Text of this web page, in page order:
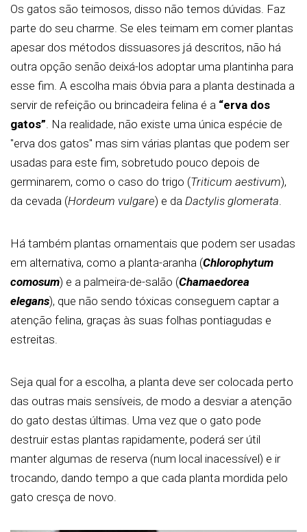
Os gatos são teimosos, disso não temos dúvidas. Faz
parte do seu charme. Se eles teimam em comer plantas
apesar dos métodos dissuasores já descritos, não há
outra opção senão deixá-los adoptar uma plantinha para
esse fim. A escolha mais óbvia para a planta destinada a
servir de refeição ou brincadeira felina é a “erva dos
gatos”. Na realidade, não existe uma única espécie de
"erva dos gatos" mas sim várias plantas que podem ser
usadas para este fim, sobretudo pouco depois de
germinarem, como o caso do trigo (Triticum aestivum),
da cevada (Hordeum vulgare) e da Dactylis glomerata.
Há também plantas ornamentais que podem ser usadas
em alternativa, como a planta-aranha (Chlorophytum
comosum) e a palmeira-de-salão (Chamaedorea
elegans), que não sendo tóxicas conseguem captar a
atenção felina, graças às suas folhas pontiagudas e
estreitas.
Seja qual for a escolha, a planta deve ser colocada perto
das outras mais sensíveis, de modo a desviar a atenção
do gato destas últimas. Uma vez que o gato pode
destruir estas plantas rapidamente, poderá ser útil
manter algumas de reserva (num local inacessível) e ir
trocando, dando tempo a que cada planta mordida pelo
gato cresça de novo.